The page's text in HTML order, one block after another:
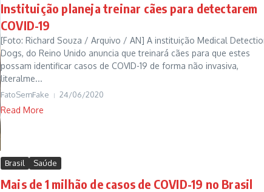
Instituição planeja treinar cães para detectarem
COVID-19
[Foto: Richard Souza / Arquivo / AN] A instituição Medical
Dogs, do Reino Unido anuncia que treinará cães para que estes
possam identificar casos de COVID-19 de forma não invasiva,
literalme...
FatoSemFake 24/06/2020
Read More
Brasil Saúde
Mais de 1 milhão de casos de COVID-19 no Brasil